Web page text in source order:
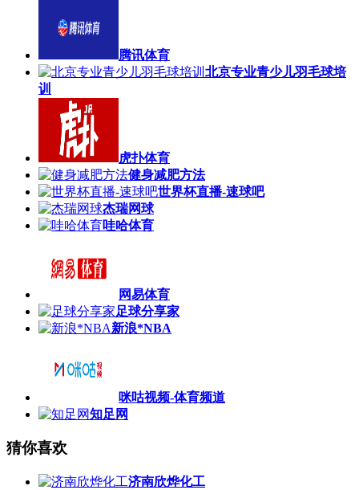
腾讯体育
北京专业青少儿羽毛球培
训
虎扑体育
健身减肥方法
世界杯直播-速球吧
杰瑞网球
哇哈体育
网易体育
足球分享家
新浪*NBA
咪咕视频-体育频道
知足网
猜你喜欢
济南欣烨化工